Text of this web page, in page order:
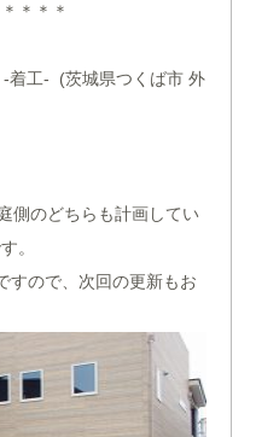
＊＊＊
工- (茨城県つくば市 外
側のどちらも計画してい
。
すので、次回の更新もお